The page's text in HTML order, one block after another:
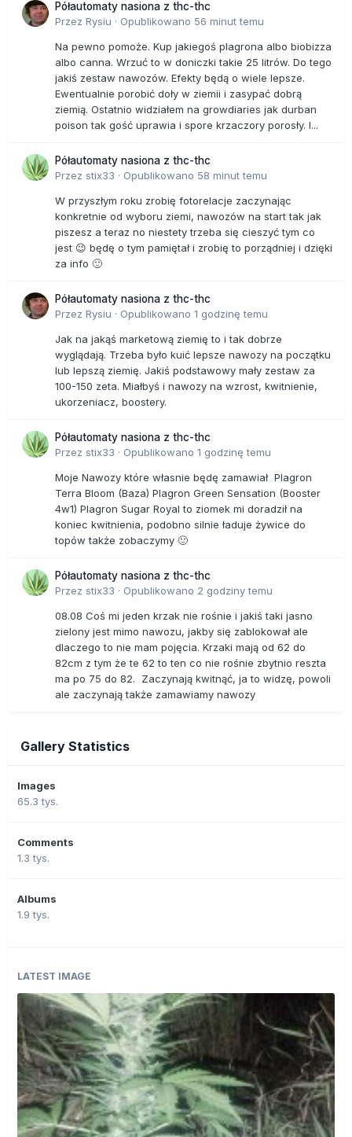
Półautomaty nasiona z thc-thc
Przez Rysiu · Opublikowano 56 minut temu
Na pewno pomoże. Kup jakiegoś plagrona albo biobizza
albo canna. Wrzuć to w doniczki takie 25 litrów. Do tego
jakiś zestaw nawozów. Efekty będą o wiele lepsze.
Ewentualnie porobić doły w ziemii i zasypać dobrą
ziemią. Ostatnio widziałem na growdiaries jak durban
poison tak gość uprawia i spore krzaczory porosły. I...
Półautomaty nasiona z thc-thc
Przez stix33 · Opublikowano 58 minut temu
W przyszłym roku zrobię fotorelacje zaczynając
konkretnie od wyboru ziemi, nawozów na start tak jak
piszesz a teraz no niestety trzeba się cieszyć tym co
jest 😉 będę o tym pamiętał i zrobię to porządniej i dzięki
za info 🙂
Półautomaty nasiona z thc-thc
Przez Rysiu · Opublikowano 1 godzinę temu
Jak na jakąś marketową ziemię to i tak dobrze
wyglądają. Trzeba było kuić lepsze nawozy na początku
lub lepszą ziemię. Jakiś podstawowy mały zestaw za
100-150 zeta. Miałbyś i nawozy na wzrost, kwitnienie,
ukorzeniacz, boostery.
Półautomaty nasiona z thc-thc
Przez stix33 · Opublikowano 1 godzinę temu
Moje Nawozy które własnie będę zamawiał Plagron
Terra Bloom (Baza) Plagron Green Sensation (Booster
4w1) Plagron Sugar Royal to ziomek mi doradził na
koniec kwitnienia, podobno silnie ładuje żywice do
topów także zobaczymy 🙂
Półautomaty nasiona z thc-thc
Przez stix33 · Opublikowano 2 godziny temu
08.08 Coś mi jeden krzak nie rośnie i jakiś taki jasno
zielony jest mimo nawozu, jakby się zablokował ale
dlaczego to nie mam pojęcia. Krzaki mają od 62 do
82cm z tym że te 62 to ten co nie rośnie zbytnio reszta
ma po 75 do 82. Zaczynają kwitnąć, ja to widzę, powoli
ale zaczynają także zamawiamy nawozy
Gallery Statistics
Images
65.3 tys.
Comments
1.3 tys.
Albums
1.9 tys.
LATEST IMAGE